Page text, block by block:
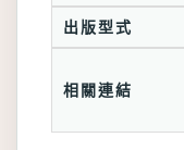
出版型式
相關連結